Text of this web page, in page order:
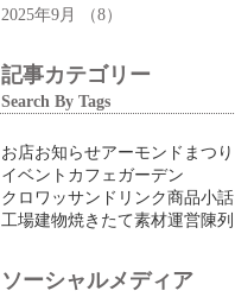
2025年9月
（8）
記事カテゴリー
Search By Tags
お店お知らせアーモンドまつり
イベント カフェ ガーデン
クロワッサン ドリンク商品小話
工場建物焼きたて素材運営陳列
ソーシャルメディア